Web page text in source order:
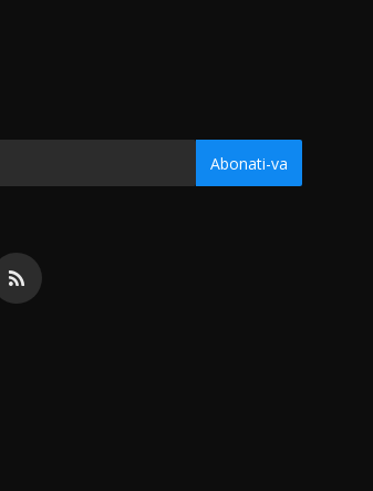
Abonati-va